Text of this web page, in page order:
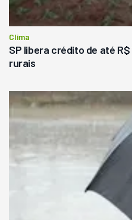
Clima
SP libera crédito de até
rurais